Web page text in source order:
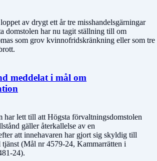
av drygt ett år tre misshandelsgärningar
domstolen har nu tagit ställning till om
som grov kvinnofridskränkning eller som tre
meddelat i mål om
har lett till att Högsta förvaltningsdomstolen
gäller återkallelse av en
att innehavaren har gjort sig skyldig till
(Mål nr 4579-24, Kammarrätten i
24).